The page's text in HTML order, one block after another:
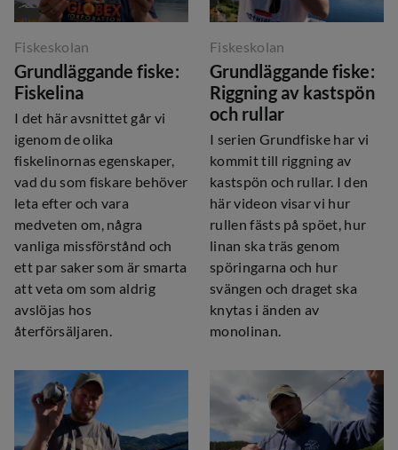
Fiskeskolan
Grundläggande fiske:
Fiskelina
I det här avsnittet går vi
igenom de olika
fiskelinornas egenskaper,
vad du som fiskare behöver
leta efter och vara
medveten om, några
vanliga missförstånd och
ett par saker som är smarta
att veta om som aldrig
avslöjas hos
återförsäljaren.
Fiskeskolan
Grundläggande fiske:
Riggning av kastspön
och rullar
I serien Grundfiske har vi
kommit till riggning av
kastspön och rullar. I den
här videon visar vi hur
rullen fästs på spöet, hur
linan ska träs genom
spöringarna och hur
svängen och draget ska
knytas i änden av
monolinan.